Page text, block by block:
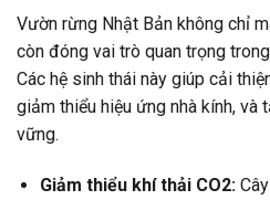
Vườn rừng Nhật Bản không chỉ
còn đóng vai trò quan trọng
Các hệ sinh thái này giúp cải
giảm thiểu hiệu ứng nhà kính, và
vững.
Giảm thiểu khí thải CO2: